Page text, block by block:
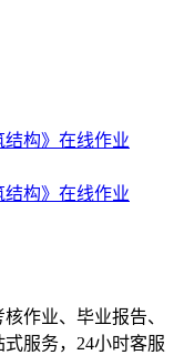
构》在线作业
构》在线作业
作业、毕业报告、
服务，24小时客服